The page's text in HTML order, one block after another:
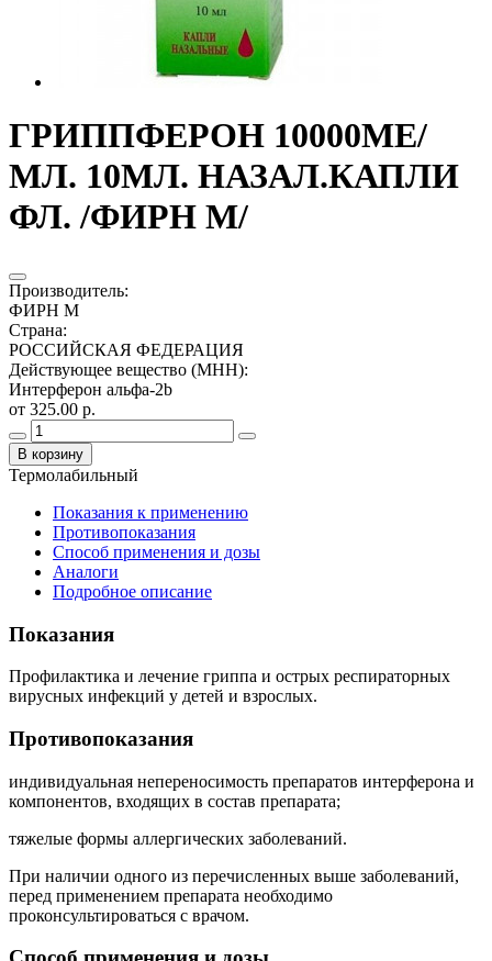
ГРИППФЕРОН 10000МЕ/
МЛ. 10МЛ. НАЗАЛ.КАПЛИ
ФЛ. /ФИРН М/
Производитель:
ФИРН М
Страна:
РОССИЙСКАЯ ФЕДЕРАЦИЯ
Действующее вещество (МНН):
Интерферон альфа-2b
от 325.00 р.
В корзину
Термолабильный
Показания к применению
Противопоказания
Способ применения и дозы
Аналоги
Подробное описание
Показания
Профилактика и лечение гриппа и острых респираторных
вирусных инфекций у детей и взрослых.
Противопоказания
индивидуальная непереносимость препаратов интерферона и
компонентов, входящих в состав препарата;
тяжелые формы аллергических заболеваний.
При наличии одного из перечисленных выше заболеваний,
перед применением препарата необходимо
проконсультироваться с врачом.